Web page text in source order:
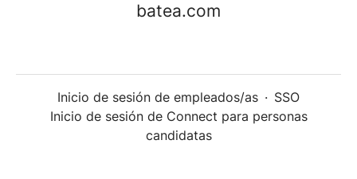
batea.com
Inicio de sesión de empleados/as · SSO
Inicio de sesión de Connect para personas
candidatas